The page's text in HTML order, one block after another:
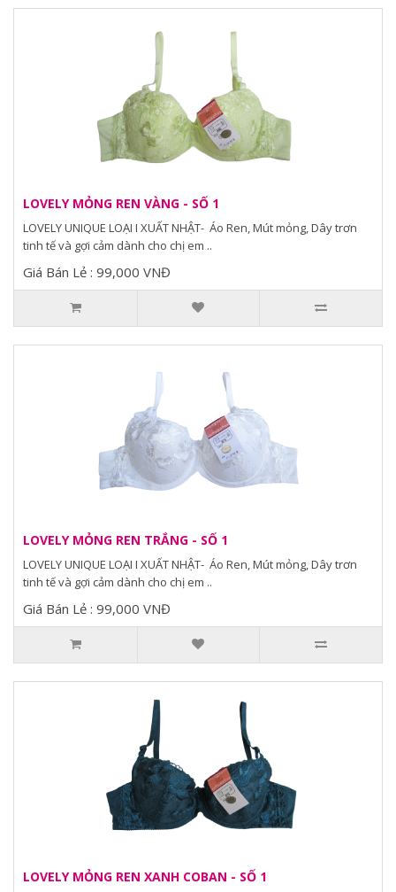
LOVELY MỎNG REN VÀNG - SỐ 1
LOVELY UNIQUE LOẠI I XUẤT NHẬT- Áo Ren, Mút mỏng, Dây trơn
tinh tế và gợi cảm dành cho chị em ..
Giá Bán Lẻ : 99,000 VNĐ
LOVELY MỎNG REN TRẮNG - SỐ 1
LOVELY UNIQUE LOẠI I XUẤT NHẬT- Áo Ren, Mút mỏng, Dây trơn
tinh tế và gợi cảm dành cho chị em ..
Giá Bán Lẻ : 99,000 VNĐ
LOVELY MỎNG REN XANH COBAN - SỐ 1